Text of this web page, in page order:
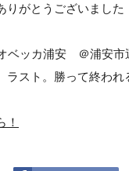
りがとうございました
ベッカ浦安 ＠浦安市
ラスト。勝って終わ
！